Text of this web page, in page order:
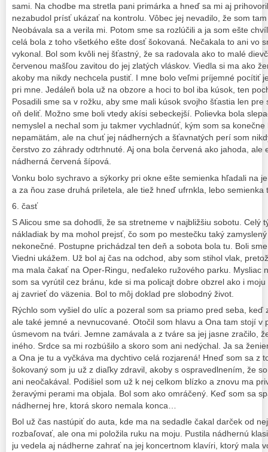
sami. Na chodbe ma stretla pani primárka a hneď sa mi aj
nezabudol prísť ukázať na kontrolu. Vôbec jej nevadilo, že som
Neobávala sa a verila mi. Potom sme sa rozlúčili a ja som ešte
celá bola z toho všetkého ešte dosť šokovaná. Nečakala to ani vo
vykonal. Bol som kvôli nej šťastný, že sa radovala ako to malé
červenou mašľou zavitou do jej zlatých vláskov. Viedla si ma ako
akoby ma nikdy nechcela pustiť. I mne bolo veľmi príjemné pocítiť
pri mne. Jedáleň bola už na obzore a hoci to bol iba kúsok, ten
Posadili sme sa v rožku, aby sme mali kúsok svojho šťastia len
oň deliť. Možno sme boli vtedy akísi sebeckejší. Polievka bola
nemyslel a nechal som ju takmer vychladnúť, kým som sa
nepamätám, ale na chuť jej nádherných a šťavnatých perí som
čerstvo zo záhrady odtrhnuté. Aj ona bola červená ako jahoda, ale
nádherná červená šípová.
Vonku bolo sychravo a sýkorky pri okne ešte semienka hľadali na
a za ňou zase druhá priletela, ale tiež hneď ufrnkla, lebo
6. časť
S Alicou sme sa dohodli, že sa stretneme v najbližšiu sobotu. Celý
nákladiak by ma mohol prejsť, čo som po mestečku taký
nekonečné. Postupne prichádzal ten deň a sobota bola tu. Boli
Viedni ukážem. Už bol aj čas na odchod, aby som stihol vlak,
ma mala čakať na Oper-Ringu, neďaleko ružového parku. Mysliac
som sa vyrútil cez bránu, kde si ma policajt dobre obzrel ako i
aj zavrieť do väzenia. Bol to môj doklad pre slobodný život.
Rýchlo som vyšiel do ulíc a pozeral som sa priamo pred seba, keď
ale také jemné a nevnucované. Otočil som hlavu a Ona tam stojí v
úsmevom na tvári. Jemne zamávala a z tváre sa jej jasne zračilo,
iného. Srdce sa mi rozbúšilo a skoro som ani nedýchal. Ja sa
a Ona je tu a vyčkáva ma dychtivo celá rozjarená! Hneď som sa z
šokovaný som ju už z diaľky zdravil, akoby s ospravedlnením, že
ani neočakával. Podišiel som už k nej celkom blízko a znovu ma
žeravými perami ma objala. Bol som ako omráčený. Keď som sa
nádhernej hre, ktorá skoro nemala konca…
Bol už čas nastúpiť do auta, kde ma na sedadle čakal darček od
rozbaľovať, ale ona mi položila ruku na moju. Pustila nádhernú
ju vedela aj nádherne zahrať na jej koncertnom klavíri, ktorý mala